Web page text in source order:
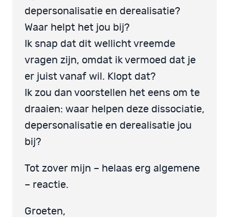
depersonalisatie en derealisatie?
Waar helpt het jou bij?
Ik snap dat dit wellicht vreemde
vragen zijn, omdat ik vermoed dat je
er juist vanaf wil. Klopt dat?
Ik zou dan voorstellen het eens om te
draaien: waar helpen deze dissociatie,
depersonalisatie en derealisatie jou
bij?
Tot zover mijn – helaas erg algemene
– reactie.
Groeten,